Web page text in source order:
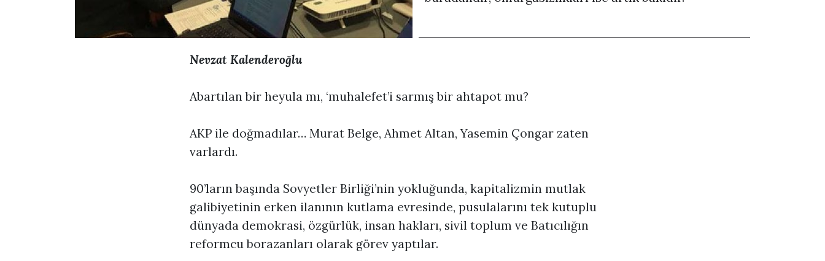
Nevzat Kalenderoğlu
Abartılan bir heyula mı, ‘muhalefet’i sarmış bir ahtapot mu?
AKP ile doğmadılar… Murat Belge, Ahmet Altan, Yasemin Çongar zaten
varlardı.
90’ların başında Sovyetler Birliği’nin yokluğunda, kapitalizmin mutlak
galibiyetinin erken ilanının kutlama evresinde, pusulalarını tek kutuplu
dünyada demokrasi, özgürlük, insan hakları, sivil toplum ve Batıcılığın
reformcu borazanları olarak görev yaptılar.